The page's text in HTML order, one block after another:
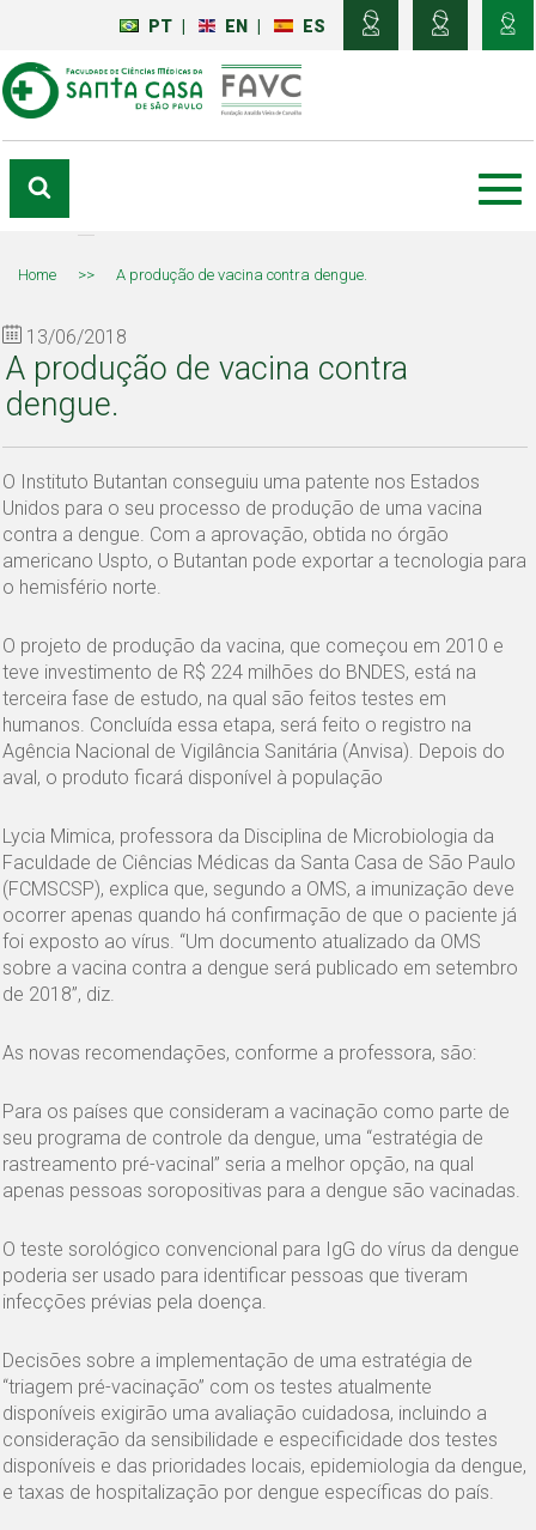
PT EN ES
Home >> A produção de vacina contra dengue.
13/06/2018
A produção de vacina contra
dengue.
O Instituto Butantan conseguiu uma patente nos Estados
Unidos para o seu processo de produção de uma vacina
contra a dengue. Com a aprovação, obtida no órgão
americano Uspto, o Butantan pode exportar a tecnologia para
o hemisfério norte.
O projeto de produção da vacina, que começou em 2010 e
teve investimento de R$ 224 milhões do BNDES, está na
terceira fase de estudo, na qual são feitos testes em
humanos. Concluída essa etapa, será feito o registro na
Agência Nacional de Vigilância Sanitária (Anvisa). Depois do
aval, o produto ficará disponível à população
Lycia Mimica, professora da Disciplina de Microbiologia da
Faculdade de Ciências Médicas da Santa Casa de São Paulo
(FCMSCSP), explica que, segundo a OMS, a imunização deve
ocorrer apenas quando há confirmação de que o paciente já
foi exposto ao vírus. “Um documento atualizado da OMS
sobre a vacina contra a dengue será publicado em setembro
de 2018”, diz.
As novas recomendações, conforme a professora, são:
Para os países que consideram a vacinação como parte de
seu programa de controle da dengue, uma “estratégia de
rastreamento pré-vacinal” seria a melhor opção, na qual
apenas pessoas soropositivas para a dengue são vacinadas.
O teste sorológico convencional para IgG do vírus da dengue
poderia ser usado para identificar pessoas que tiveram
infecções prévias pela doença.
Decisões sobre a implementação de uma estratégia de
“triagem pré-vacinação” com os testes atualmente
disponíveis exigirão uma avaliação cuidadosa, incluindo a
consideração da sensibilidade e especificidade dos testes
disponíveis e das prioridades locais, epidemiologia da dengue,
e taxas de hospitalização por dengue específicas do país.